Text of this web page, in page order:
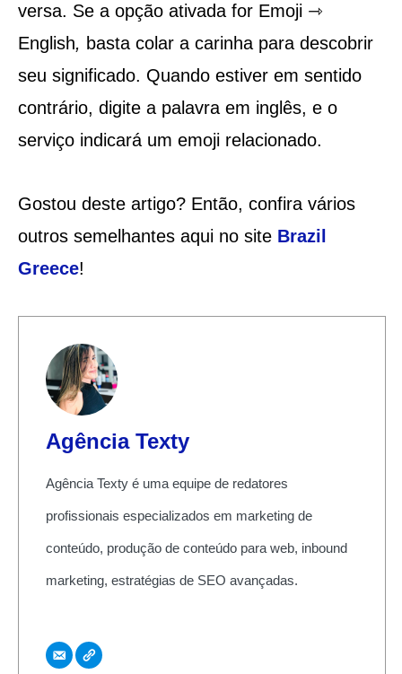
versa. Se a opção ativada for Emoji ⇾
English, basta colar a carinha para descobrir
seu significado. Quando estiver em sentido
contrário, digite a palavra em inglês, e o
serviço indicará um emoji relacionado.
Gostou deste artigo? Então, confira vários
outros semelhantes aqui no site Brazil
Greece!
Agência Texty
Agência Texty é uma equipe de redatores
profissionais especializados em marketing de
conteúdo, produção de conteúdo para web, inbound
marketing, estratégias de SEO avançadas.